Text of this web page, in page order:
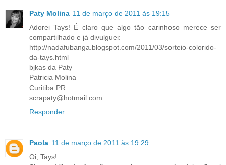
Paty Molina 11 de março de 2011 às 19:15
Adorei Tays! É claro que algo tão carinhoso merece ser
compartilhado e já divulguei:
http://nadafubanga.blogspot.com/2011/03/sorteio-colorido-
da-tays.html
bjkas da Paty
Patricia Molina
Curitiba PR
scrapaty@hotmail.com
Responder
Paola 11 de março de 2011 às 19:29
Oi, Tays!